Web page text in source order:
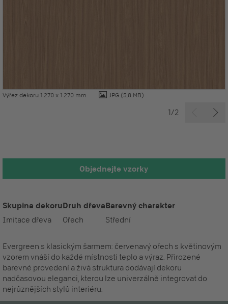
Výřez dekoru 1.270 x 1.270 mm JPG (5,8 MB)
1/2
Objednejte vzorky
Skupina dekoru
Imitace dřeva
Druh dřeva
Ořech
Barevný charakter
Střední
Evergreen s klasickým šarmem: červenavý ořech s květinovým
vzorem vnáší do každé místnosti teplo a výraz. Přirozené
barevné provedení a živá struktura dodávají dekoru
nadčasovou eleganci, kterou lze univerzálně integrovat do
nejrůznějších stylů interiéru.